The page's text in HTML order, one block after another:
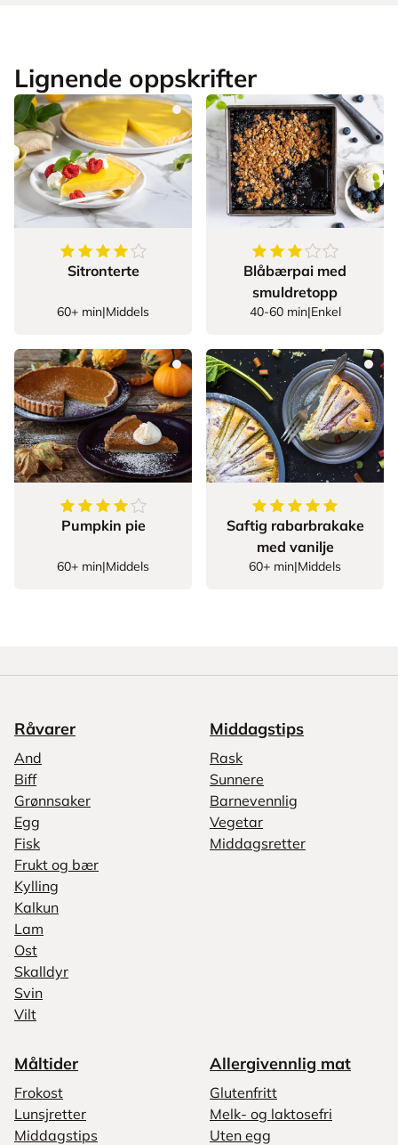
Lignende oppskrifter
4.148148148148148
stjerner
Sitronterte
60+ min|Middels
Blåbærpai med
smuldretopp
40-60 min|Enkel
4.230769230769231
stjerner
Pumpkin pie
60+ min|Middels
5av5stjerner
Saftig rabarbrakake
med vanilje
60+ min|Middels
Råvarer
And
Biff
Grønnsaker
Egg
Fisk
Frukt og bær
Kylling
Kalkun
Lam
Ost
Skalldyr
Svin
Vilt
Middagstips
Rask
Sunnere
Barnevennlig
Vegetar
Middagsretter
Måltider
Frokost
Lunsjretter
Middagstips
Allergivennlig mat
Glutenfritt
Melk- og laktosefri
Uten egg